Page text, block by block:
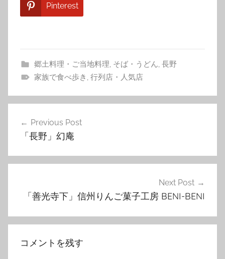
Pinterest
郷土料理・ご当地料理 そば・うどん 長野
家族で食べ歩き 行列店・人気店
ビ
シ
Previous Post
「長野」幻庵
Next Post
「善光寺下」信州りんご菓子工房 BENI-BENI
コメントを残す